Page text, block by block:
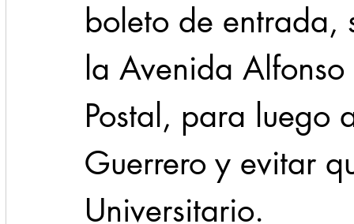
boleto de entrada,
la Avenida
Postal, para luego
Guerrero y evitar
Universitario.